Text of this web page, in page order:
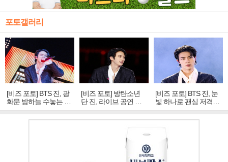
포토갤러리
[비즈 포토] BTS 진, 광
화문 밤하늘 수놓는 '비
주얼 킹'의 열창
[비즈 포토] 방탄소년
단 진, 라이브 공연 중
빛나는 독보적 아우라
[비즈 포토] BTS 진, 눈
빛 하나로 팬심 저격…
독보적 카리스마